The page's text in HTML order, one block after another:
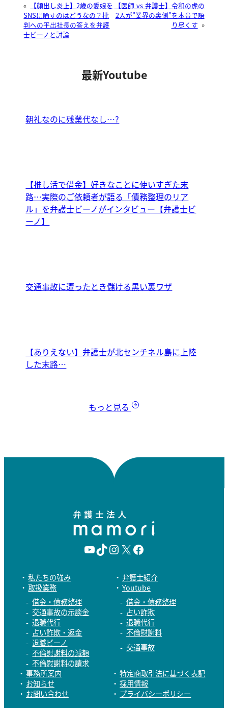
«
【顔出し炎上】2歳の愛娘を
SNSに晒すのはどうなの？批
判への平出社長の答えを弁護
士ビーノと討論
【医師 vs 弁護士】令和の虎の
2人が”業界の裏側”を本音で語
り尽くす »
最新Youtube
朝礼なのに残業代なし…?
【推し活で借金】好きなことに使いすぎた末
路…実際のご依頼者が語る「債務整理のリア
ル」を弁護士ビーノがインタビュー【弁護士ビ
ーノ】
交通事故に遭ったとき儲ける黒い裏ワザ
【ありえない】弁護士が北センチネル島に上陸
した末路…
もっと見る
Y
T
b
e
T I
a
m
X F
a
c
e
b
o
o
k
私たちの強み
取扱業務
借金・債務整理
交通事故の示談金
退職代行
占い詐欺・返金
退職ビーノ
不倫慰謝料の減額
不倫慰謝料の請求
弁護士紹介
Youtube
借金・債務整理
占い詐欺
退職代行
不倫慰謝料
交通事故
事務所案内
特定商取引法に基づく表記
お知らせ
採用情報
お問い合わせ
プライバシーポリシー